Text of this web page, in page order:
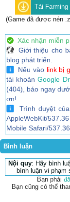
Tải
(Game đã được nén
Xác nhận miễn
Giới thiệu cho
blog phát triển.
Nếu vào link bị
tài khoảnGoogle
(404), báo ngay
ơn!
Trình duyệt
AppleWebKit/
Mobile Safari/
Bình luận
Nội quy: Hãy bình
bình luận vi
Bạn phải
Bạn cũng có thể